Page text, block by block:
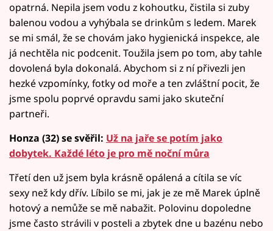
opatrná. Nepila jsem vodu z kohoutku, čistila si zuby
balenou vodou a vyhýbala se drinkům s ledem. Marek
se mi smál, že se chovám jako hygienická inspekce, ale
já nechtěla nic podcenit. Toužila jsem po tom, aby tahle
dovolená byla dokonalá. Abychom si z ní přivezli jen
hezké vzpomínky, fotky od moře a ten zvláštní pocit, že
jsme spolu poprvé opravdu sami jako skuteční
partneři.
Honza (32) se svěřil: Už na jaře se potím jako
dobytek. Každé léto je pro mě noční můra
Třetí den už jsem byla krásně opálená a cítila se víc
sexy než kdy dřív. Líbilo se mi, jak je ze mě Marek úplně
hotový a nemůže se mě nabažit. Polovinu dopoledne
jsme často strávili v posteli a zbytek dne u bazénu nebo